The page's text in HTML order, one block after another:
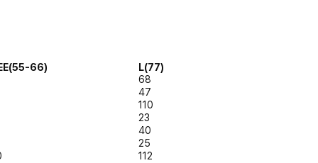
66)
L(77)
68
47
110
23
40
25
112